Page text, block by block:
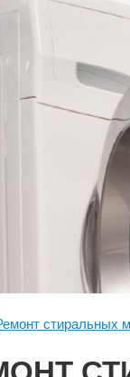
стиральных